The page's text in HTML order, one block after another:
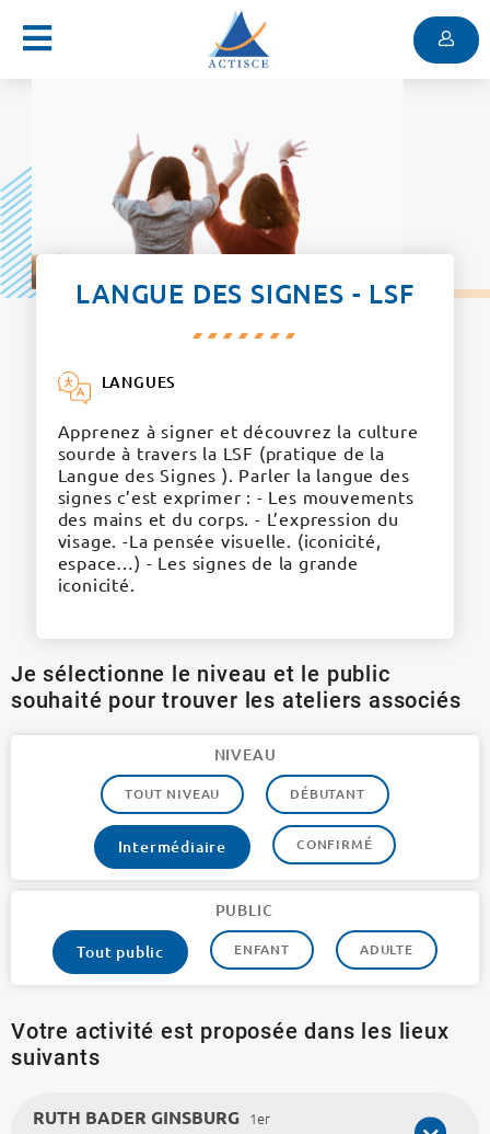
Menu
LANGUE DES SIGNES - LSF
LANGUES
Apprenez à signer et découvrez la culture
sourde à travers la LSF (pratique de la
Langue des Signes ). Parler la langue des
signes c’est exprimer : - Les mouvements
des mains et du corps. - L’expression du
visage. -La pensée visuelle. (iconicité,
espace…) - Les signes de la grande
iconicité.
Je sélectionne le niveau et le public
souhaité pour trouver les ateliers associés
NIVEAU
TOUT NIVEAU DÉBUTANT
Intermédiaire CONFIRMÉ
PUBLIC
Tout public
ENFANT ADULTE
Votre activité est proposée dans les lieux
suivants
RUTH BADER GINSBURG 1er